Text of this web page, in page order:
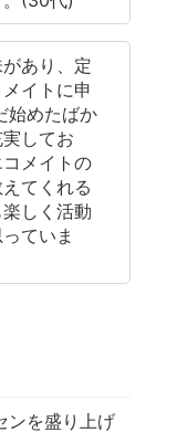
あり、定
イトに申
始めたばか
してお
メイトの
てくれる
しく活動
ていま
ンを盛り上げ